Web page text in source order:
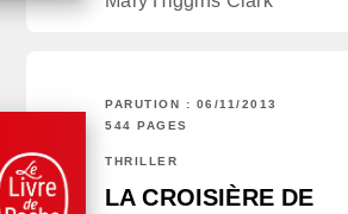
PARUTION : 06/11/2013
544 PAGES
THRILLER
LA CROISIÈRE DE